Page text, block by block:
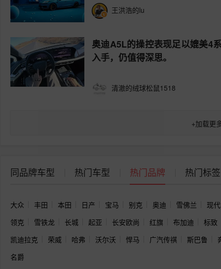
王洪浩的lu
奥迪A5L的操控表现足以媲美4
入手，仍值得深思。
清澈的绒球松鼠1518
+加载更
同品牌车型 热门车型 热门品牌 热门标签
大众 丰田 本田 日产 宝马 别克 奥迪 雪佛兰
现代
领克
雪铁龙 长城 起亚 长安欧尚 红旗 布加迪
标致
凯迪拉克
荣威 哈弗 沃尔沃 悍马 广汽传祺 斯巴鲁
名爵